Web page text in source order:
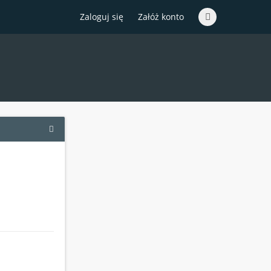
Zaloguj się Załóż konto